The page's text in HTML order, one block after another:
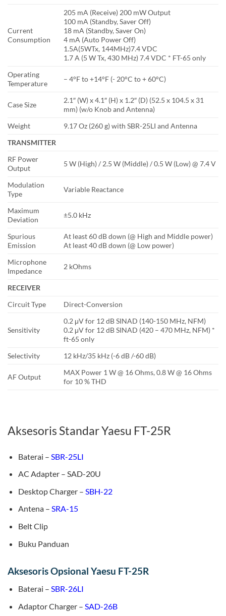
Current
Consumption
205 mA (Receive) 200 mW Output
100 mA (Standby, Saver Off)
18 mA (Standby, Saver On)
4 mA (Auto Power Off)
1.5A(5WTx, 144MHz)7.4 VDC
1.7 A (5 W Tx, 430 MHz) 7.4 VDC * FT-65 only
Operating
Temperature
– 4°F to +14°F (- 20°C to + 60°C)
Case Size
2.1″ (W) x 4.1″ (H) x 1.2″ (D) (52.5 x 104.5 x 31
mm) (w/o Knob and Antenna)
Weight
9.17 Oz (260 g) with SBR-25LI and Antenna
TRANSMITTER
RF Power
Output
5 W (High) / 2.5 W (Middle) / 0.5 W (Low) @ 7.4 V
Modulation
Type
Variable Reactance
Maximum
Deviation
±5.0 kHz
Spurious
Emission
At least 60 dB down (@ High and Middle power)
At least 40 dB down (@ Low power)
Microphone
Impedance
2 kOhms
RECEIVER
Circuit Type
Direct-Conversion
Sensitivity
0.2 μV for 12 dB SINAD (140-150 MHz, NFM)
0.2 μV for 12 dB SINAD (420 – 470 MHz, NFM) *
ft-65 only
Selectivity
12 kHz/35 kHz (-6 dB /-60 dB)
AF Output
MAX Power 1 W @ 16 Ohms, 0.8 W @ 16 Ohms
for 10 % THD
Aksesoris Standar Yaesu FT-25R
Baterai – SBR-25LI
AC Adapter – SAD-20U
Desktop Charger – SBH-22
Antena – SRA-15
Belt Clip
Buku Panduan
Aksesoris Opsional Yaesu FT-25R
Baterai – SBR-26LI
Adaptor Charger – SAD-26B